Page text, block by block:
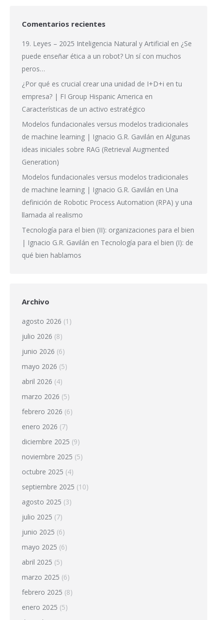
Comentarios recientes
19. Leyes – 2025 Inteligencia Natural y Artificial en ¿Se
puede enseñar ética a un robot? Un sí con muchos
peros…
¿Por qué es crucial crear una unidad de I+D+i en tu
empresa? | FI Group Hispanic America en
Características de un activo estratégico
Modelos fundacionales versus modelos tradicionales
de machine learning | Ignacio G.R. Gavilán en Algunas
ideas iniciales sobre RAG (Retrieval Augmented
Generation)
Modelos fundacionales versus modelos tradicionales
de machine learning | Ignacio G.R. Gavilán en Una
definición de Robotic Process Automation (RPA) y una
llamada al realismo
Tecnología para el bien (II): organizaciones para el bien
| Ignacio G.R. Gavilán en Tecnología para el bien (I): de
qué bien hablamos
Archivo
agosto 2026 (1)
julio 2026 (8)
junio 2026 (6)
mayo 2026 (5)
abril 2026 (4)
marzo 2026 (5)
febrero 2026 (6)
enero 2026 (7)
diciembre 2025 (9)
noviembre 2025 (5)
octubre 2025 (4)
septiembre 2025 (10)
agosto 2025 (3)
julio 2025 (7)
junio 2025 (6)
mayo 2025 (6)
abril 2025 (5)
marzo 2025 (6)
febrero 2025 (8)
enero 2025 (5)